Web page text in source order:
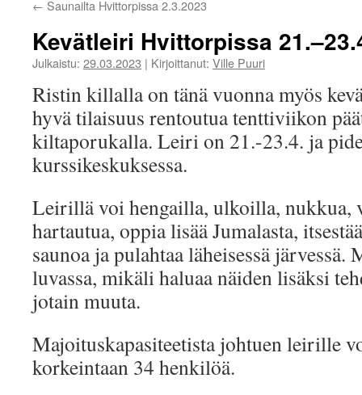
← Saunailta Hvittorpissa 2.3.2023
Kevätleiri Hvittorpissa
Julkaistu: 29.03.2023 | Kirjoittanut: Ville Puuri
Ristin killalla on tänä vuonna myös
hyvä tilaisuus rentoutua tenttiviikon
kiltaporukalla. Leiri on 21.-23.4. ja
kurssikeskuksessa.
Leirillä voi hengailla, ulkoilla, nukkua,
hartautua, oppia lisää Jumalasta,
saunoa ja pulahtaa läheisessä järvessä.
luvassa, mikäli haluaa näiden lisäksi
jotain muuta.
Majoituskapasiteetista johtuen leirille
korkeintaan 34 henkilöä.